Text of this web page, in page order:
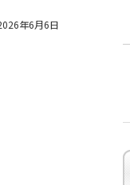
年6月6日